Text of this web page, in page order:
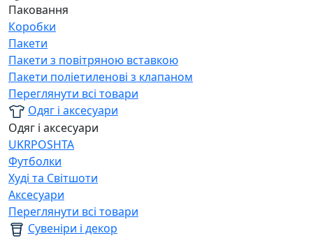
Паковання
Коробки
Пакети
Пакети з повітряною вставкою
Пакети поліетиленові з клапаном
Переглянути всі товари
Одяг і аксесуари
Одяг і аксесуари
UKRPOSHTA
Футболки
Худі та Світшоти
Аксесуари
Переглянути всі товари
Сувеніри і декор